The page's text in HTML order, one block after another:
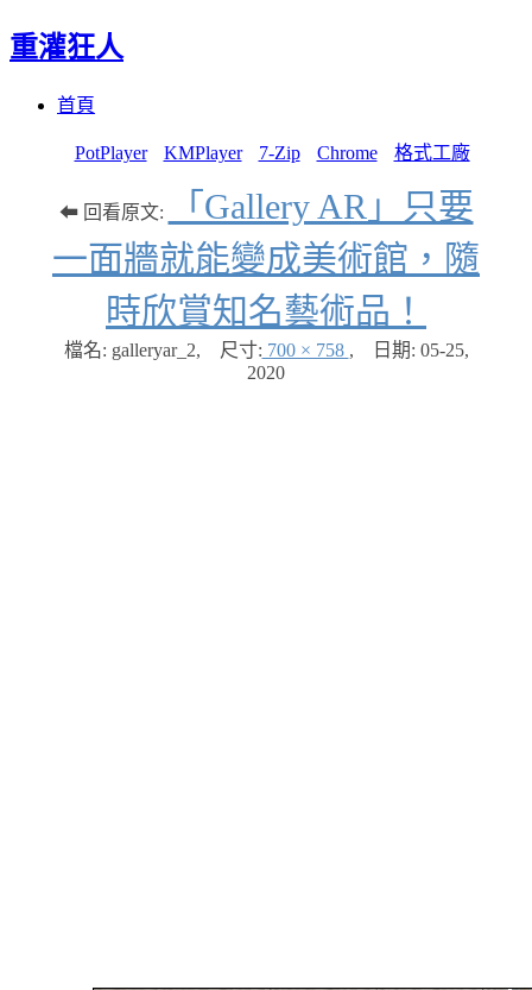
重灌狂人
首頁
PotPlayer KMPlayer 7-Zip Chrome 格式工廠
⬅ 回看原文:
「Gallery AR」只要
一面牆就能變成美術館，隨
時欣賞知名藝術品！
檔名: galleryar_2, 尺寸: 700 × 758 , 日期: 05-25,
2020